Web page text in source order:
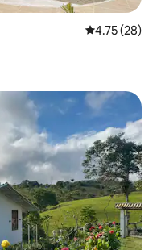
レビュー28
4.75 (28)